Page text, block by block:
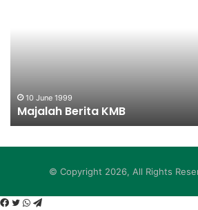
10 June 1999
Majalah Berita KMB
© Copyright 2026, All Rights
Facebook
Twitter
WhatsApp
Telegram